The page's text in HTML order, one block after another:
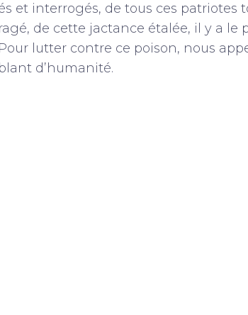
et interrogés, de tous ces patriotes
de cette jactance étalée, il y a le
lutter contre ce poison, nous
d’humanité.